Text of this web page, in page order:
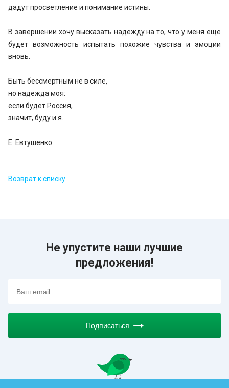
дадут просветление и понимание истины.
В завершении хочу высказать надежду на то, что у меня еще
будет возможность испытать похожие чувства и эмоции
вновь.
Быть бессмертным не в силе,
но надежда моя:
если будет Россия,
значит, буду и я.
Е. Евтушенко
Возврат к списку
Не упустите наши лучшие
предложения!
Подписаться